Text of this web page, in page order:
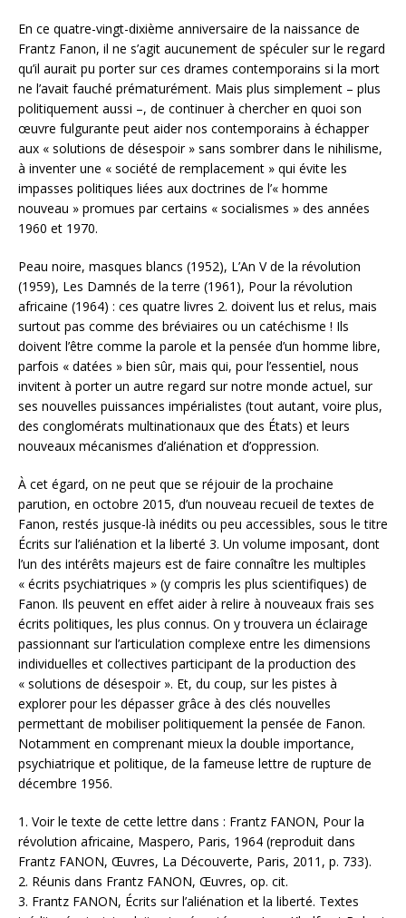
En ce quatre-vingt-dixième anniversaire de la naissance de
Frantz Fanon, il ne s’agit aucunement de spéculer sur le regard
qu’il aurait pu porter sur ces drames contemporains si la mort
ne l’avait fauché prématurément. Mais plus simplement – plus
politiquement aussi –, de continuer à chercher en quoi son
œuvre fulgurante peut aider nos contemporains à échapper
aux « solutions de désespoir » sans sombrer dans le nihilisme,
à inventer une « société de remplacement » qui évite les
impasses politiques liées aux doctrines de l’« homme
nouveau » promues par certains « socialismes » des années
1960 et 1970.
Peau noire, masques blancs (1952), L’An V de la révolution
(1959), Les Damnés de la terre (1961), Pour la révolution
africaine (1964) : ces quatre livres 2. doivent lus et relus, mais
surtout pas comme des bréviaires ou un catéchisme ! Ils
doivent l’être comme la parole et la pensée d’un homme libre,
parfois « datées » bien sûr, mais qui, pour l’essentiel, nous
invitent à porter un autre regard sur notre monde actuel, sur
ses nouvelles puissances impérialistes (tout autant, voire plus,
des conglomérats multinationaux que des États) et leurs
nouveaux mécanismes d’aliénation et d’oppression.
À cet égard, on ne peut que se réjouir de la prochaine
parution, en octobre 2015, d’un nouveau recueil de textes de
Fanon, restés jusque-là inédits ou peu accessibles, sous le titre
Écrits sur l’aliénation et la liberté 3. Un volume imposant, dont
l’un des intérêts majeurs est de faire connaître les multiples
« écrits psychiatriques » (y compris les plus scientifiques) de
Fanon. Ils peuvent en effet aider à relire à nouveaux frais ses
écrits politiques, les plus connus. On y trouvera un éclairage
passionnant sur l’articulation complexe entre les dimensions
individuelles et collectives participant de la production des
« solutions de désespoir ». Et, du coup, sur les pistes à
explorer pour les dépasser grâce à des clés nouvelles
permettant de mobiliser politiquement la pensée de Fanon.
Notamment en comprenant mieux la double importance,
psychiatrique et politique, de la fameuse lettre de rupture de
décembre 1956.
1. Voir le texte de cette lettre dans : Frantz FANON, Pour la
révolution africaine, Maspero, Paris, 1964 (reproduit dans
Frantz FANON, Œuvres, La Découverte, Paris, 2011, p. 733).
2. Réunis dans Frantz FANON, Œuvres, op. cit.
3. Frantz FANON, Écrits sur l’aliénation et la liberté. Textes